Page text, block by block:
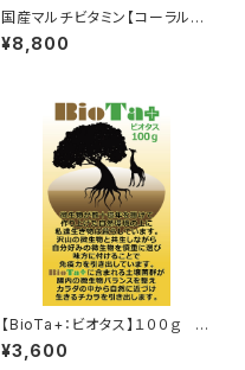
国産マルチビタミン【コーラルビ
タミン：Coral-Vitamin ５００
g 】
¥8,800
【BioTa+：ビオタス】１００ｇ ブ
リーダーサイズ
¥3,600